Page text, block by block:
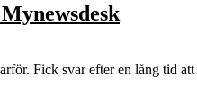
Fick svar efter en lång tid